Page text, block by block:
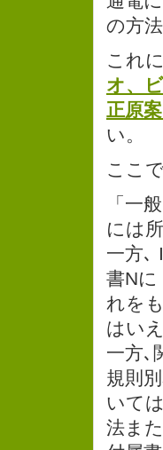
の方
これ
オ、
正原
い。
ここで
「一
には
一方､
書Nに
れを
はい
一方､
規則
いて
法ま